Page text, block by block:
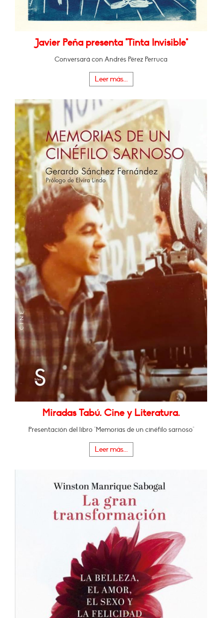
Javier Peña presenta "Tinta Invisible"
Conversará con Andrés Pérez Perruca
Leer más...
Miradas Tabú. Cine y Literatura.
Presentación del libro "Memorias de un cinéfilo sarnoso"
Leer más...